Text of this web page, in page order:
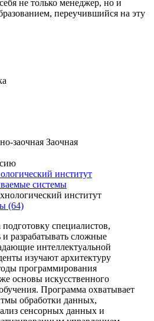
не только менеджер, но и
переучившийся на эту
заочная Заочная
институт
системы
(64)
специалистов,
разрабатывать сложные
интеллектуальной
изучают архитектуру
программирования
основы искусственного
Программа охватывает
обработки данных,
сенсорных данных и